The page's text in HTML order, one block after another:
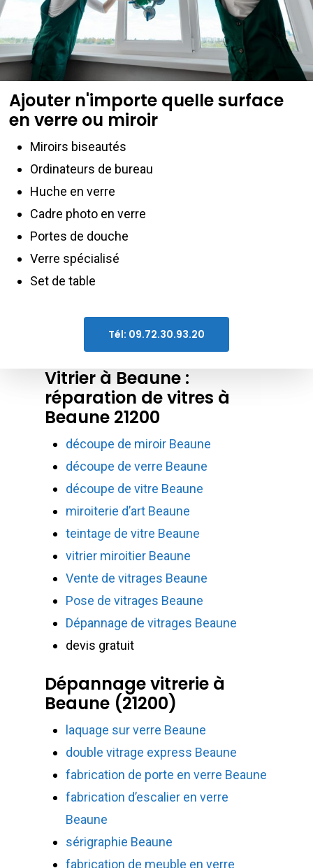
Ajouter n'importe quelle surface
en verre ou miroir
Miroirs biseautés
Ordinateurs de bureau
Huche en verre
Cadre photo en verre
Portes de douche
Verre spécialisé
Set de table
Tél: 09.72.30.93.20
Vitrier à Beaune :
réparation de vitres à
Beaune 21200
découpe de miroir Beaune
découpe de verre Beaune
découpe de vitre Beaune
miroiterie d’art Beaune
teintage de vitre Beaune
vitrier miroitier Beaune
Vente de vitrages Beaune
Pose de vitrages Beaune
Dépannage de vitrages Beaune
devis gratuit
Dépannage vitrerie à
Beaune (21200)
laquage sur verre Beaune
double vitrage express Beaune
fabrication de porte en verre Beaune
fabrication d’escalier en verre
Beaune
sérigraphie Beaune
fabrication de meuble en verre